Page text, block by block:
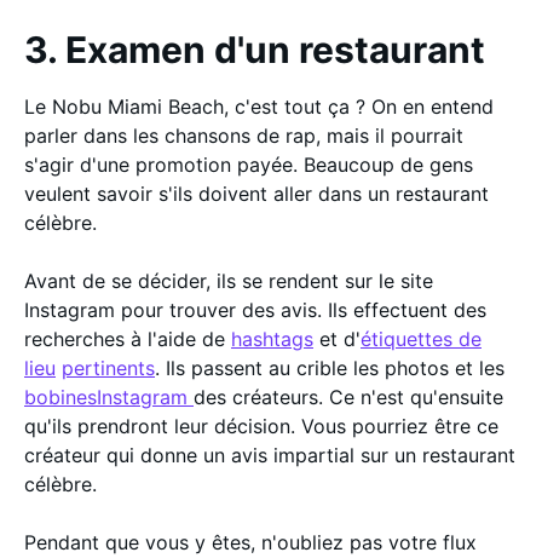
3. Examen d'un restaurant
Le Nobu Miami Beach, c'est tout ça ? On en entend
parler dans les chansons de rap, mais il pourrait
s'agir d'une promotion payée. Beaucoup de gens
veulent savoir s'ils doivent aller dans un restaurant
célèbre.
Avant de se décider, ils se rendent sur le site
Instagram pour trouver des avis. Ils effectuent des
recherches à l'aide de hashtags et d'étiquettes de
lieu pertinents. Ils passent au crible les photos et les
bobinesInstagram des créateurs. Ce n'est qu'ensuite
qu'ils prendront leur décision. Vous pourriez être ce
créateur qui donne un avis impartial sur un restaurant
célèbre.
Pendant que vous y êtes, n'oubliez pas votre flux